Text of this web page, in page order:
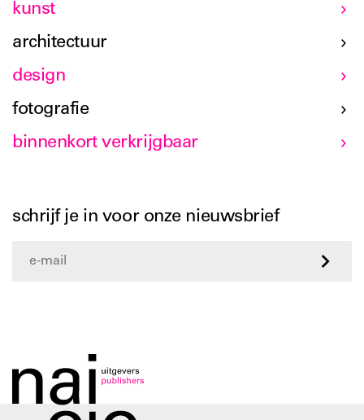
kunst
architectuur
design
fotografie
binnenkort verkrijgbaar
schrijf je in voor onze nieuwsbrief